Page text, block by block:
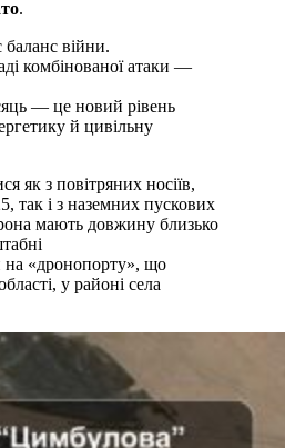
.
війни.
комбінованої атаки —
— це новий рівень
й цивільну
як з повітряних носіїв,
так і з наземних пускових
мають довжину близько
на «дронопорту», що
у районі села